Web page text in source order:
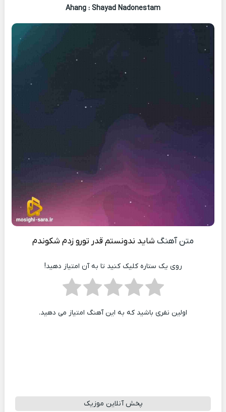
Ahang : Shayad Nadonestam
متن آهنگ شاید ندونستم قدر تورو زدم شکوندم
روی یک ستاره کلیک کنید تا به آن امتیاز دهید!
اولین نفری باشید که به این آهنگ امتیاز می دهید.
پخش آنلاین موزیک